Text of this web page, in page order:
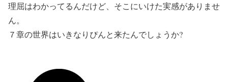
理屈はわかってるんだけど、そこにいけた実感がありませ
ん。
７章の世界はいきなりぴんと来たんでしょうか?